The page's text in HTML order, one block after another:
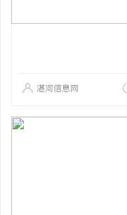
湛河信息网